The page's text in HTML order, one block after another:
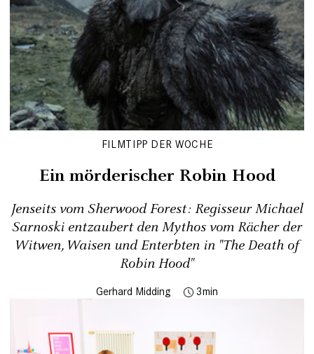
FILMTIPP DER WOCHE
Ein mörderischer Robin Hood
Jenseits vom Sherwood Forest: Regisseur Michael
Sarnoski entzaubert den Mythos vom Rächer der
Witwen, Waisen und Enterbten in "The Death of
Robin Hood"
Gerhard Midding 3